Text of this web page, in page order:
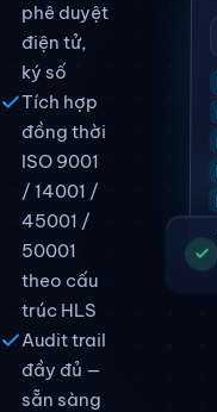
phê duyệt
điện tử,
ký số
Tích hợp
đồng thời
ISO 9001
/ 14001 /
45001 /
50001
theo cấu
trúc HLS
Audit trail
đầy đủ —
sẵn sàng